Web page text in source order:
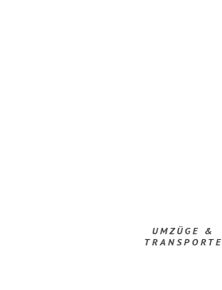
UMZÜGE &
TRANSPORTE